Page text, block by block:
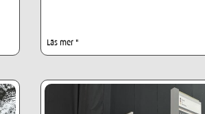
Läs mer "